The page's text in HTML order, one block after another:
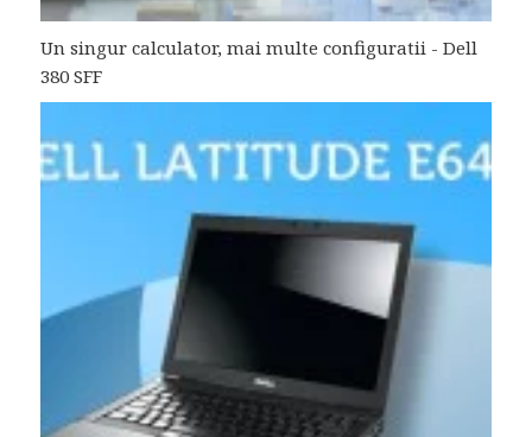
Un singur calculator, mai multe configuratii - Dell
380 SFF